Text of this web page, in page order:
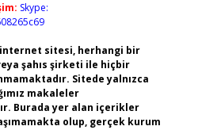
Skype:
internet sitesi, herhangi bir
şahıs şirketi ile hiçbir
Sitede yalnızca
makaleler
Burada yer alan içerikler
olup, gerçek kurum